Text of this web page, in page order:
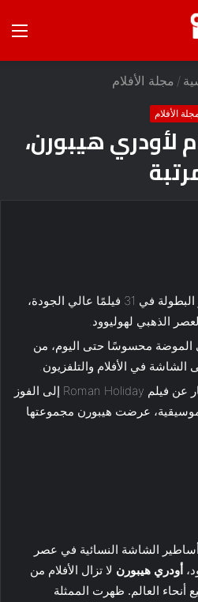
/ مجلة الأفلام
الأفلام
أفلام لأودري هيبورن،
لعبت أودري هيبورن دور البطولة في 31 فيلمًا عالي الجودة،
الذهبي لهوليوود.
الموضة محسوسًا حتى اليوم، من
في الأفلام والتلفزيون.
من الفوز بجائزة الأوسكار عن فيلم Roman Holiday إلى الفوز
الموسيقية، عرضت هيبورن مجموعتها
الشاشة النسائية في عصر
أودري هيبورن لا تزال الأفلام من
أنحاء العالم. ظهرت الممثلة